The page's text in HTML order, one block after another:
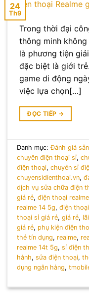
24
Th9
Trong thời đại
thông minh
là phương tiện
đặc biệt là giới
game di động
việc lựa chọn[…]
ĐỌC TIẾP →
Danh mục:Đánh giá
chuyên điện thoại sỉ,
điện thoại,chuyên sỉ
chuyensidienthoai.vn,
dịch vụ sửa chữa điện
giá rẻ,điện thoại realme
realme 14 5g,điện
thoại sỉ giá rẻ,giá rẻ,
giá rẻ, phụ kiện điện
thẻ tín dụng, realme,
realme 14t 5g,sỉ điện
hành,sửa điện thoại,
dụng ngân hàng,